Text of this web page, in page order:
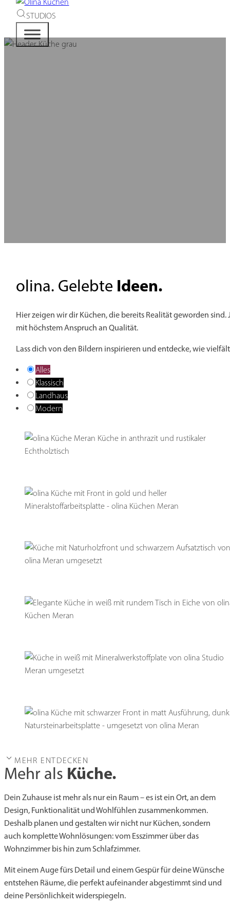
STUDIOS
olina. Gelebte Ideen.
Hier zeigen wir dir Küchen, die bereits Realität geworden
mit höchstem Anspruch an Qualität.
Lass dich von den Bildern inspirieren und entdecke, wie
Alles
Klassisch
Landhaus
Modern
MEHR ENTDECKEN
Mehr als Küche.
Dein Zuhause ist mehr als nur ein Raum – es ist ein Ort, an dem
Design, Funktionalität und Wohlfühlen zusammenkommen.
Deshalb planen und gestalten wir nicht nur Küchen, sondern
auch komplette Wohnlösungen: vom Esszimmer über das
Wohnzimmer bis hin zum Schlafzimmer.
Mit einem Auge fürs Detail und einem Gespür für deine Wünsche
entstehen Räume, die perfekt aufeinander abgestimmt sind und
deine Persönlichkeit widerspiegeln.